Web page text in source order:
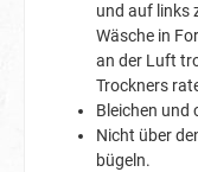
und auf links
Wäsche in
an der Luft
Trockners
Bleichen und
Nicht über
bügeln.